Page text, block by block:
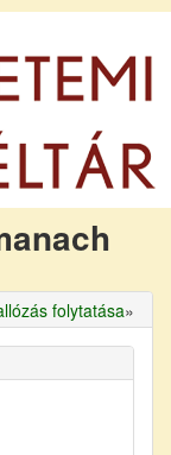
folytatása»